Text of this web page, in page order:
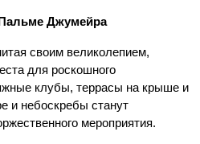
Джумейра
своим великолепием,
для роскошного
клубы, террасы на крыше и
и небоскребы станут
мероприятия.